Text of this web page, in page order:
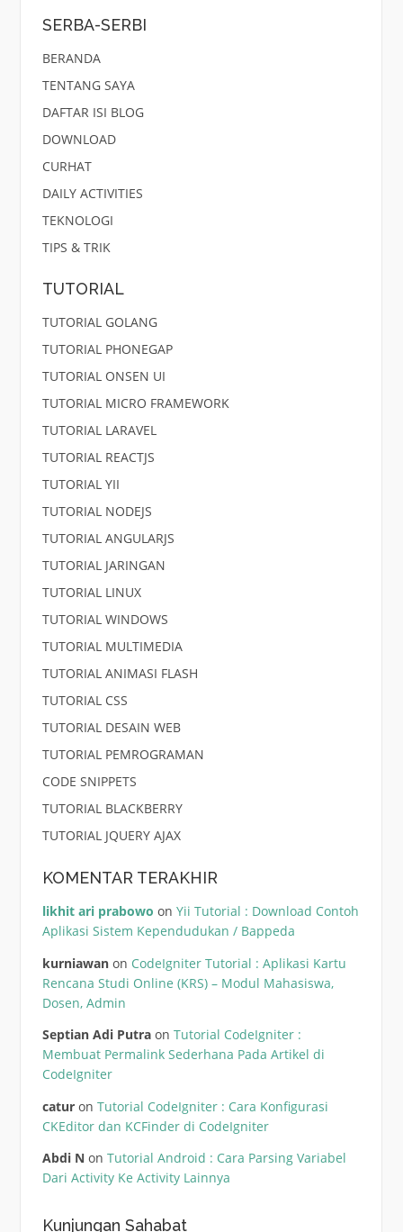
SERBA-SERBI
BERANDA
TENTANG SAYA
DAFTAR ISI BLOG
DOWNLOAD
CURHAT
DAILY ACTIVITIES
TEKNOLOGI
TIPS & TRIK
TUTORIAL
TUTORIAL GOLANG
TUTORIAL PHONEGAP
TUTORIAL ONSEN UI
TUTORIAL MICRO FRAMEWORK
TUTORIAL LARAVEL
TUTORIAL REACTJS
TUTORIAL YII
TUTORIAL NODEJS
TUTORIAL ANGULARJS
TUTORIAL JARINGAN
TUTORIAL LINUX
TUTORIAL WINDOWS
TUTORIAL MULTIMEDIA
TUTORIAL ANIMASI FLASH
TUTORIAL CSS
TUTORIAL DESAIN WEB
TUTORIAL PEMROGRAMAN
CODE SNIPPETS
TUTORIAL BLACKBERRY
TUTORIAL JQUERY AJAX
KOMENTAR TERAKHIR
likhit ari prabowo on Yii Tutorial : Download Contoh
Aplikasi Sistem Kependudukan / Bappeda
kurniawanon CodeIgniter Tutorial : Aplikasi Kartu
Rencana Studi Online (KRS) – Modul Mahasiswa,
Dosen, Admin
Septian Adi Putraon Tutorial CodeIgniter :
Membuat Permalink Sederhana Pada Artikel di
CodeIgniter
caturon Tutorial CodeIgniter : Cara Konfigurasi
CKEditor dan KCFinder di CodeIgniter
Abdi N on Tutorial Android : Cara Parsing Variabel
Dari Activity Ke Activity Lainnya
Kunjungan Sahabat